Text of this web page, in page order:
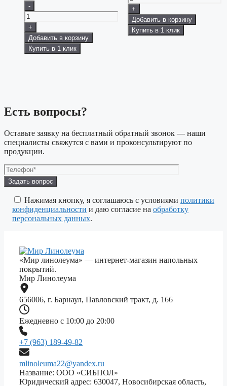
-
+
Добавить в корзину
Купить в 1 клик
+
Добавить в корзину
Купить в 1 клик
Есть вопросы?
Оставьте заявку на бесплатный обратный звонок — наши
специалисты свяжутся с вами и проконсультируют по
продукции.
Оставьте
это
поле
пустым.
Нажимая кнопку, я соглашаюсь с условиями политики
конфиденциальности и даю согласие на обработку
персональных данных.
«Мир линолеума» — интернет-магазин напольных
покрытий.
Мир Линолеума
656006, г. Барнаул, Павловский тракт, д. 166
Ежедневно с 10:00 до 20:00
+7 (963) 189-49-82
mlinoleuma22@yandex.ru
Название: ООО «СИБПОЛ»
Юридический адрес: 630047, Новосибирская область,